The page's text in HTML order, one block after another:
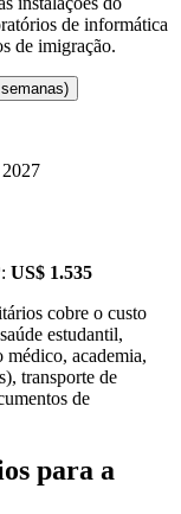
de informática
de imigração.
US$ 1.535
cobre o custo
estudantil,
médico, academia,
transporte de
de
para a